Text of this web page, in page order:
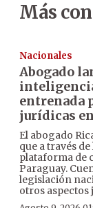
Más
Nacionales
Abogado
entrenada
jurídicas
El abogado
que a través
plataforma de
Paraguay.
legislación
otros